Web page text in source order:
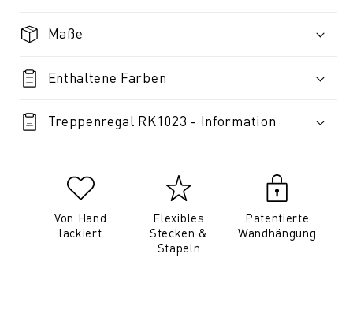
Maße
Enthaltene Farben
Treppenregal RK1023 - Information
Von Hand
lackiert
Flexibles
Stecken &
Stapeln
Patentierte
Wandhängung